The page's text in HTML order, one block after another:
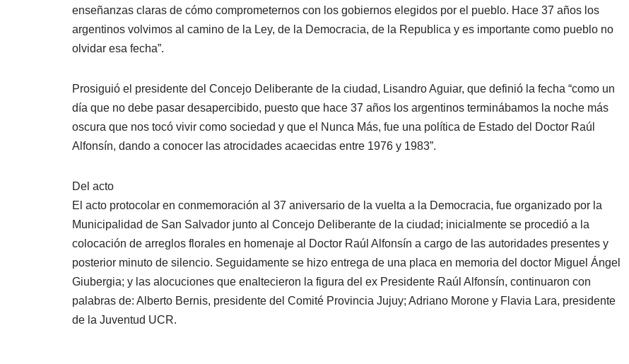
enseñanzas claras de cómo comprometernos con los gobiernos elegidos por el pueblo. Hace 37 años los
argentinos volvimos al camino de la Ley, de la Democracia, de la Republica y es importante como pueblo no
olvidar esa fecha”.
Prosiguió el presidente del Concejo Deliberante de la ciudad, Lisandro Aguiar, que definió la fecha “como un
día que no debe pasar desapercibido, puesto que hace 37 años los argentinos terminábamos la noche más
oscura que nos tocó vivir como sociedad y que el Nunca Más, fue una política de Estado del Doctor Raúl
Alfonsín, dando a conocer las atrocidades acaecidas entre 1976 y 1983”.
Del acto
El acto protocolar en conmemoración al 37 aniversario de la vuelta a la Democracia, fue organizado por la
Municipalidad de San Salvador junto al Concejo Deliberante de la ciudad; inicialmente se procedió a la
colocación de arreglos florales en homenaje al Doctor Raúl Alfonsín a cargo de las autoridades presentes y
posterior minuto de silencio. Seguidamente se hizo entrega de una placa en memoria del doctor Miguel Ángel
Giubergia; y las alocuciones que enaltecieron la figura del ex Presidente Raúl Alfonsín, continuaron con
palabras de: Alberto Bernis, presidente del Comité Provincia Jujuy; Adriano Morone y Flavia Lara, presidente
de la Juventud UCR.